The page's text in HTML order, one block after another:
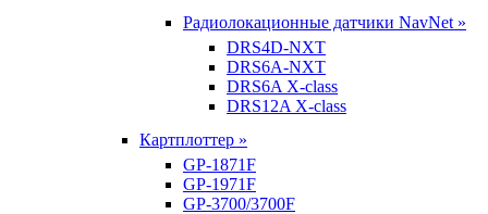
Радиолокационные датчики NavNet »
DRS4D-NXT
DRS6A-NXT
DRS6A X-class
DRS12A X-class
Картплоттер »
GP-1871F
GP-1971F
GP-3700/3700F